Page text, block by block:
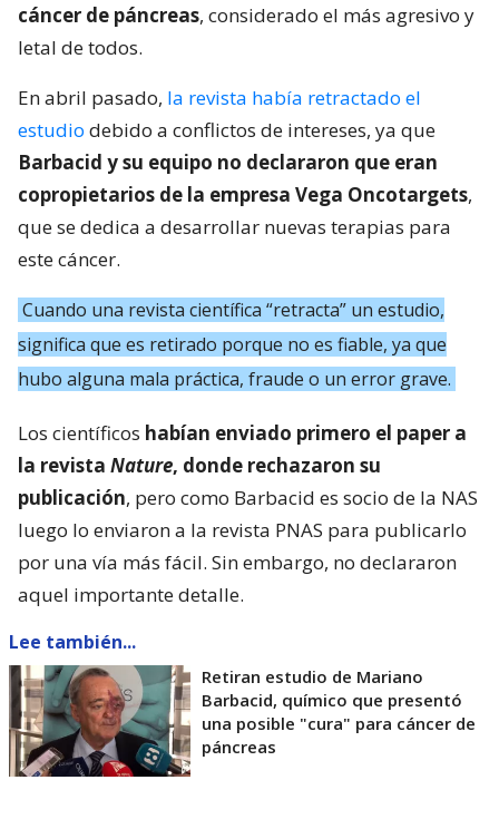
cáncer de páncreas, considerado el más agresivo y
letal de todos.
En abril pasado, la revista había retractado el
estudio debido a conflictos de intereses, ya que
Barbacid y su equipo no declararon que eran
copropietarios de la empresa Vega Oncotargets,
que se dedica a desarrollar nuevas terapias para
este cáncer.
Cuando una revista científica “retracta” un estudio,
significa que es retirado porque no es fiable, ya que
hubo alguna mala práctica, fraude o un error grave.
Los científicos habían enviado primero el paper a
la revista Nature, donde rechazaron su
publicación, pero como Barbacid es socio de la NAS
luego lo enviaron a la revista PNAS para publicarlo
por una vía más fácil. Sin embargo, no declararon
aquel importante detalle.
Lee también...
Retiran estudio de Mariano
Barbacid, químico que presentó
una posible "cura" para cáncer de
páncreas